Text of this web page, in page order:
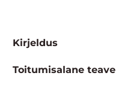
Kirjeldus
Toitumisalane teave